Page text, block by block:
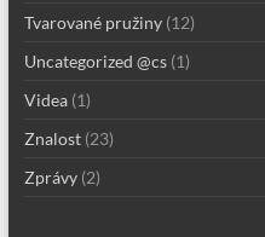
Tvarované pružiny(12)
Uncategorized @cs(1)
Videa(1)
Znalost(23)
Zprávy(2)